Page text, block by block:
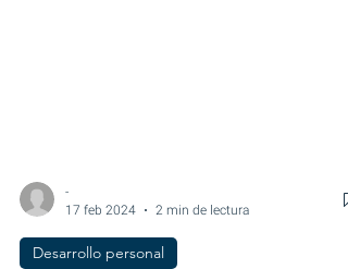
-
17 feb 2024
2 min de lectura